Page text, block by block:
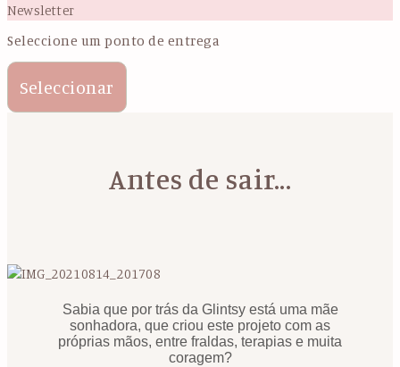
Newsletter
Seleccione um ponto de entrega
Seleccionar
Antes de sair...
Sabia que por trás da Glintsy está uma mãe
sonhadora, que criou este projeto com as
próprias mãos, entre fraldas, terapias e muita
coragem?